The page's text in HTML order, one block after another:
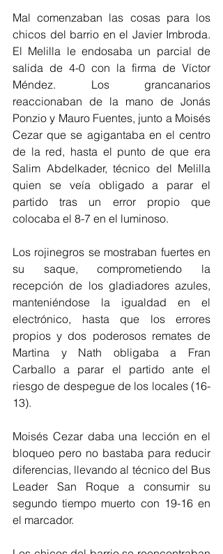
Mal comenzaban las cosas para los
chicos del barrio en el Javier Imbroda.
El Melilla le endosaba un parcial de
salida de 4-0 con la firma de Víctor
Méndez. Los grancanarios
reaccionaban de la mano de Jonás
Ponzio y Mauro Fuentes, junto a Moisés
Cezar que se agigantaba en el centro
de la red, hasta el punto de que era
Salim Abdelkader, técnico del Melilla
quien se veía obligado a parar el
partido tras un error propio que
colocaba el 8-7 en el luminoso.
Los rojinegros se mostraban fuertes en
su saque, comprometiendo la
recepción de los gladiadores azules,
manteniéndose la igualdad en el
electrónico, hasta que los errores
propios y dos poderosos remates de
Martina y Nath obligaba a Fran
Carballo a parar el partido ante el
riesgo de despegue de los locales (16-
13).
Moisés Cezar daba una lección en el
bloqueo pero no bastaba para reducir
diferencias, llevando al técnico del Bus
Leader San Roque a consumir su
segundo tiempo muerto con 19-16 en
el marcador.